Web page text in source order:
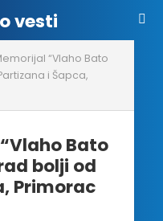
“Vlaho Bato
i Šapca,
Bato
bolji od
Primorac